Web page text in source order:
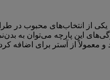
از انتخاب‌های محبوب در
این پارچه می‌توان به
از آستر برای اضافه